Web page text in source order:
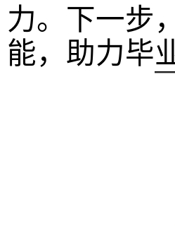
力。下一步
能，助力毕